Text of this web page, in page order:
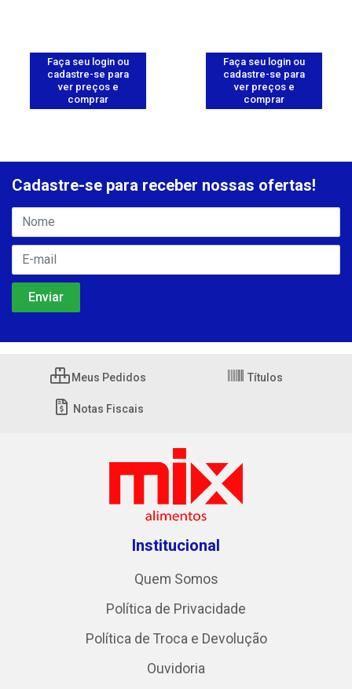
Faça seu login ou
cadastre-se para
ver preços e
comprar
Faça seu login ou
cadastre-se para
ver preços e
comprar
Cadastre-se para receber nossas ofertas!
Meus Pedidos Títulos
Notas Fiscais
Institucional
Quem Somos
Política de Privacidade
Política de Troca e Devolução
Ouvidoria